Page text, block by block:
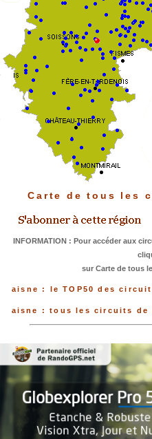
Carte de tous les
INFORMATION : Pour accéder aux
sur Carte de tous
aisne : le TOP50 des
aisne : tous les circuits de